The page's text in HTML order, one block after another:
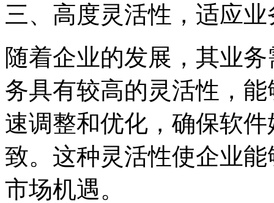
三、高度灵活性，适应
随着企业的发展，其业
务具有较高的灵活性，
速调整和优化，确保软
致。这种灵活性使企业
市场机遇。